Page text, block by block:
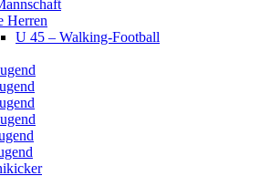
Herren
U 45 – Walking-Football